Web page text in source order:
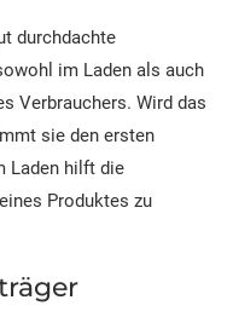
durchdachte
im Laden als auch
Verbrauchers. Wird das
sie den ersten
Laden hilft die
Produktes zu